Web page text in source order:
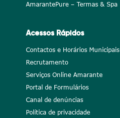
AmarantePure – Termas & Spa
Acessos Rápidos
Contactos e Horários Municipais
Recrutamento
Serviços Online Amarante
Portal de Formulários
Canal de denúncias
Política de privacidade